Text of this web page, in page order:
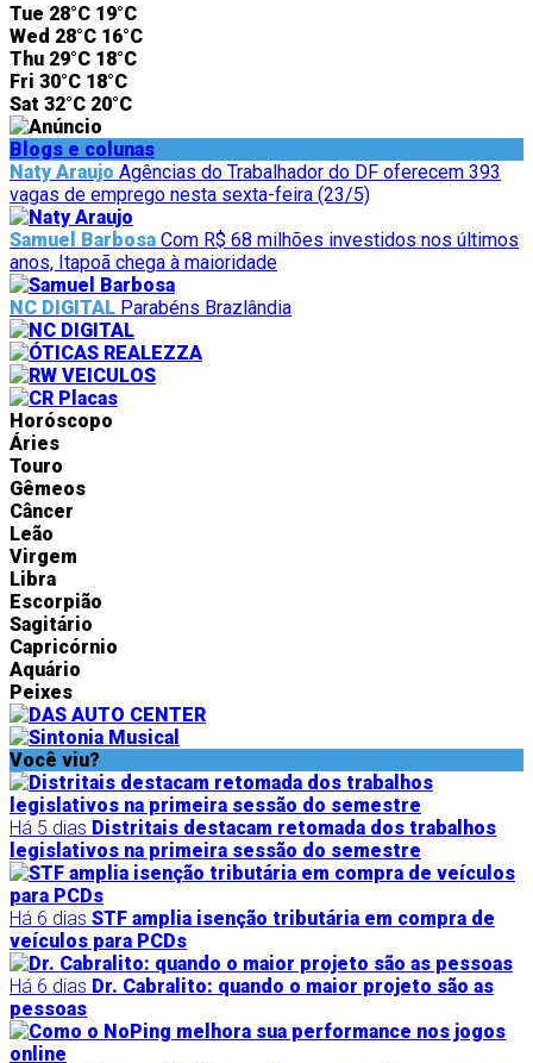
Tue 28°C 19°C
Wed 28°C 16°C
Thu 29°C 18°C
Fri 30°C 18°C
Sat 32°C 20°C
Blogs e colunas
Naty Araujo Agências do Trabalhador do DF oferecem 393
vagas de emprego nesta sexta-feira (23/5)
Samuel Barbosa Com R$ 68 milhões investidos nos últimos
anos, Itapoã chega à maioridade
NC DIGITAL Parabéns Brazlândia
Horóscopo
Áries
Touro
Gêmeos
Câncer
Leão
Virgem
Libra
Escorpião
Sagitário
Capricórnio
Aquário
Peixes
Você viu?
Há 5 dias Distritais destacam retomada dos trabalhos
legislativos na primeira sessão do semestre
Há 6 dias STF amplia isenção tributária em compra de
veículos para PCDs
Há 6 dias Dr. Cabralito: quando o maior projeto são as
pessoas